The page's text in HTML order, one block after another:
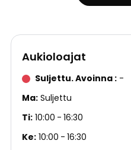
Aukioloajat
Suljettu. Avoinna -
Ma Suljettu
Ti 10:00
16:30
Ke 10:00
16:30